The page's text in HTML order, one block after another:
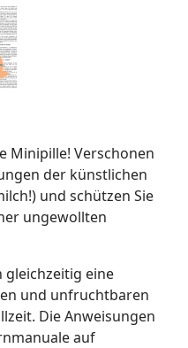
Minipille! Verschonen
der künstlichen
und schützen Sie
ungewollten
gleichzeitig eine
und unfruchtbaren
Die Anweisungen
auf